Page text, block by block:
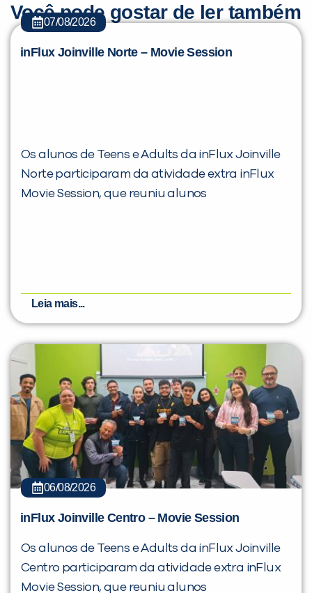
Você pode gostar de ler também
07/08/2026
inFlux Joinville Norte – Movie Session
Os alunos de Teens e Adults da inFlux Joinville
Norte participaram da atividade extra inFlux
Movie Session, que reuniu alunos
Leia mais...
06/08/2026
inFlux Joinville Centro – Movie Session
Os alunos de Teens e Adults da inFlux Joinville
Centro participaram da atividade extra inFlux
Movie Session, que reuniu alunos